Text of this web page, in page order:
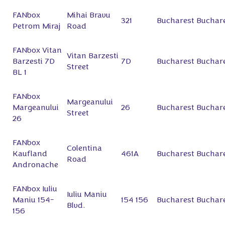
FANbox
Petrom Miraj
Mihai Bravu
Road
321 Bucharest
FANbox Vitan
Barzesti 7D
BL 1
Vitan Barzesti
Street
7D Bucharest
FANbox
Margeanului
26
Margeanului
Street
26 Bucharest
FANbox
Kaufland
Andronache
Colentina
Road
461A Bucharest
FANbox Iuliu
Maniu 154-
156
Iuliu Maniu
Blvd.
154 156 Bucharest